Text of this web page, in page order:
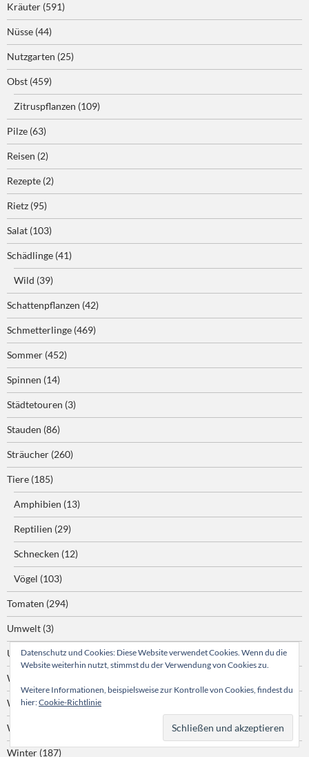
Kräuter (591)
Nüsse (44)
Nutzgarten (25)
Obst (459)
Zitruspflanzen (109)
Pilze (63)
Reisen (2)
Rezepte (2)
Rietz (95)
Salat (103)
Schädlinge (41)
Wild (39)
Schattenpflanzen (42)
Schmetterlinge (469)
Sommer (452)
Spinnen (14)
Städtetouren (3)
Stauden (86)
Sträucher (260)
Tiere (185)
Amphibien (13)
Reptilien (29)
Schnecken (12)
Vögel (103)
Tomaten (294)
Umwelt (3)
Unwetter(25)
Waldbrand
Wasserpflanzen(7)
Wildpflanzen
Winter (187)
Datenschutz und Cookies: Diese Website verwendet Cookies. Wenn du die
Website weiterhin nutzt, stimmst du der Verwendung von Cookies zu.
Weitere Informationen, beispielsweise zur Kontrolle von Cookies, findest du
hier:Cookie-Richtlinie